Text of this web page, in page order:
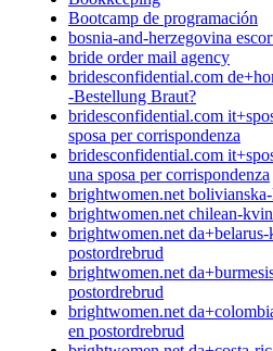
Bootcamp de programación
bosnia-and-herzegovina
bride order mail agency
bridesconfidential.com
-Bestellung Braut?
bridesconfidential.com
sposa per corrispondenza
bridesconfidential.com
una sposa per corrispondenza
brightwomen.net
brightwomen.net chilean-
brightwomen.net
postordrebrud
brightwomen.net
postordrebrud
brightwomen.net
en postordrebrud